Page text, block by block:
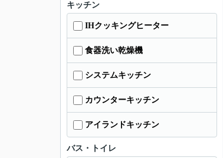
キッチン
IHクッキングヒーター
食器洗い乾燥機
システムキッチン
カウンターキッチン
アイランドキッチン
バス・トイレ